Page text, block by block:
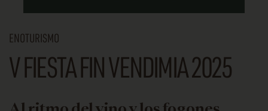
ENOTURISMO
V FIESTA FIN VENDIMIA 2025